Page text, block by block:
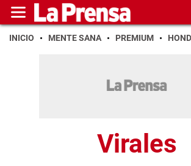
INICIO MENTE SANA PREMIUM
Virales